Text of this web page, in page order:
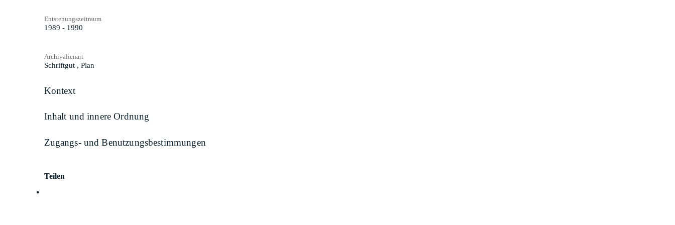
Entstehungszeitraum
1989 - 1990
Archivalienart
Schriftgut , Plan
Kontext
Inhalt und innere Ordnung
Zugangs- und Benutzungsbestimmungen
Teilen